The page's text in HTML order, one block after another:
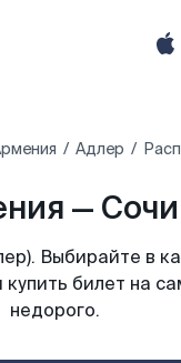
Адлер
— Сочи
Выбирайте в
билет на
недорого.